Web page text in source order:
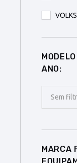
ANO:
Sem
MARCA